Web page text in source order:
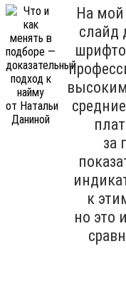
На мой
слайд
за
к
но это